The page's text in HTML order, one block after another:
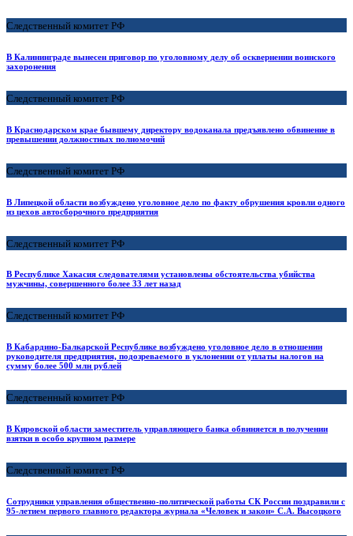
Следственный комитет РФ
В Калининграде вынесен приговор по уголовному делу об осквернении воинского
захоронения
Следственный комитет РФ
В Краснодарском крае бывшему директору водоканала предъявлено обвинение в
превышении должностных полномочий
Следственный комитет РФ
В Липецкой области возбуждено уголовное дело по факту обрушения кровли одного
из цехов автосборочного предприятия
Следственный комитет РФ
В Республике Хакасия следователями установлены обстоятельства убийства
мужчины, совершенного более 33 лет назад
Следственный комитет РФ
В Кабардино-Балкарской Республике возбуждено уголовное дело в отношении
руководителя предприятия, подозреваемого в уклонении от уплаты налогов на
сумму более 500 млн рублей
Следственный комитет РФ
В Кировской области заместитель управляющего банка обвиняется в получении
взятки в особо крупном размере
Следственный комитет РФ
Сотрудники управления общественно-политической работы СК России поздравили с
95-летием первого главного редактора журнала «Человек и закон» С.А. Высоцкого